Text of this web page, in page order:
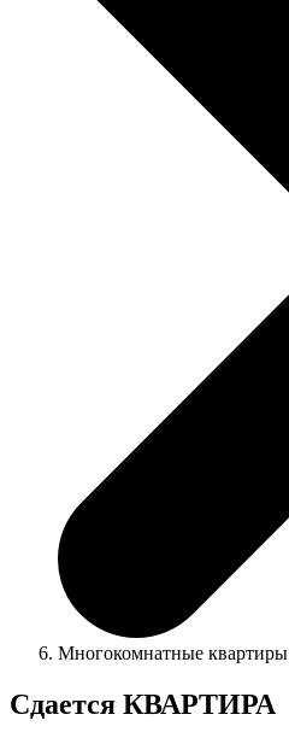
Многокомнатные квартиры
Сдается КВАРТИРА